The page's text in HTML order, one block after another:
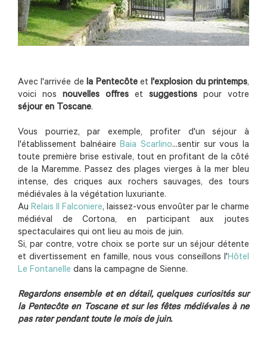
Avec l'arrivée dela Pentecôteetl'explosion du printemps,
voici nos nouvelles offres et suggestions pour votre
séjour en Toscane.
Vous pourriez, par exemple, profiter d'un séjour à
l'établissement balnéaireBaia Scarlino...sentir sur vous la
toute première brise estivale, tout en profitant de la côté
de la Maremme. Passez des plages vierges à la mer bleu
intense, des criques aux rochers sauvages, des tours
médiévales à la végétation luxuriante.
Au Relais Il Falconiere, laissez-vous envoûter par le charme
médiéval de Cortona, en participant aux joutes
spectaculaires qui ont lieu au mois de juin.
Si, par contre, votre choix se porte sur un séjour détente
et divertissement en famille, nous vous conseillons l'Hôtel
Le Fontanelle dans la campagne de Sienne.
Regardons ensemble et en détail, quelques curiosités sur
la Pentecôte en Toscane et sur les fêtes médiévales à ne
pas rater pendant toute le mois de juin.